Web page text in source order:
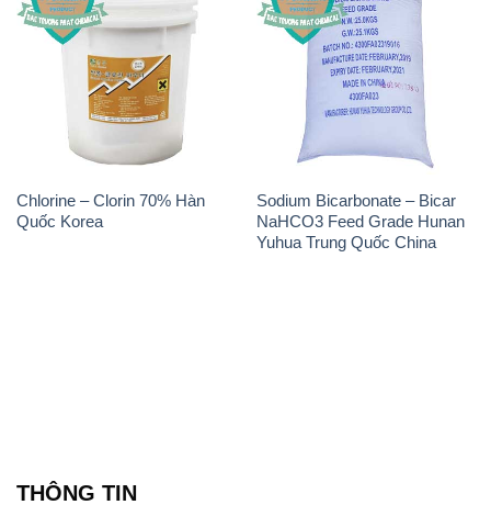
Chlorine – Clorin 70% Hàn
Quốc Korea
Sodium Bicarbonate – Bicar
NaHCO3 Feed Grade Hunan
Yuhua Trung Quốc China
Chính sách và quy định chung